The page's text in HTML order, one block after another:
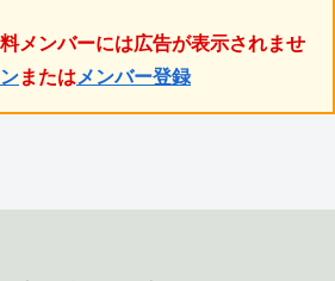
メンバーには広告が表示されませ
または メンバー登録